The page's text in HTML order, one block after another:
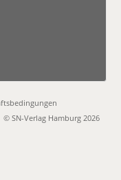
© SN-Verlag Hamburg 2026